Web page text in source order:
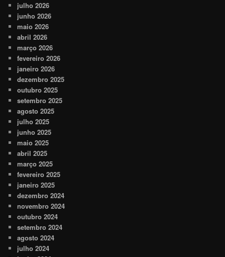
julho 2026
junho 2026
maio 2026
abril 2026
março 2026
fevereiro 2026
janeiro 2026
dezembro 2025
outubro 2025
setembro 2025
agosto 2025
julho 2025
junho 2025
maio 2025
abril 2025
março 2025
fevereiro 2025
janeiro 2025
dezembro 2024
novembro 2024
outubro 2024
setembro 2024
agosto 2024
julho 2024